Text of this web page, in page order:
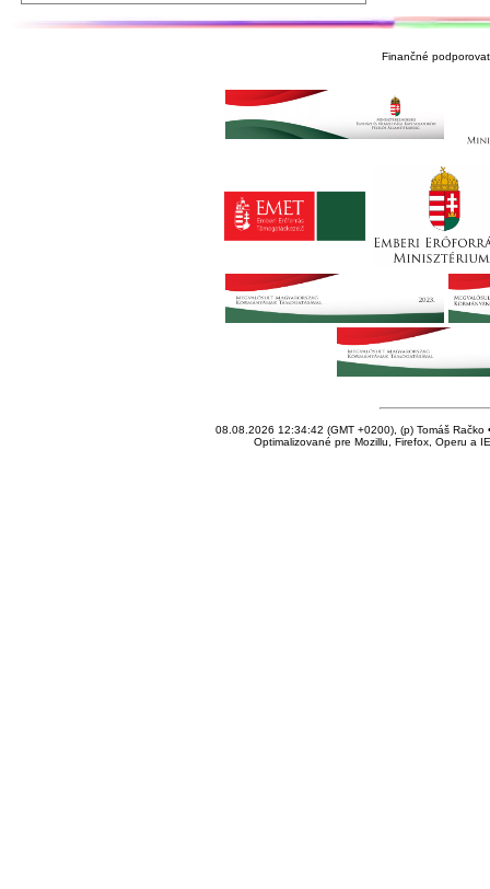
Finančné
08.08.2026 12:34:42 (GMT +0200), (p) Tomáš Račko
Optimalizované pre Mozillu, Firefox, Operu a